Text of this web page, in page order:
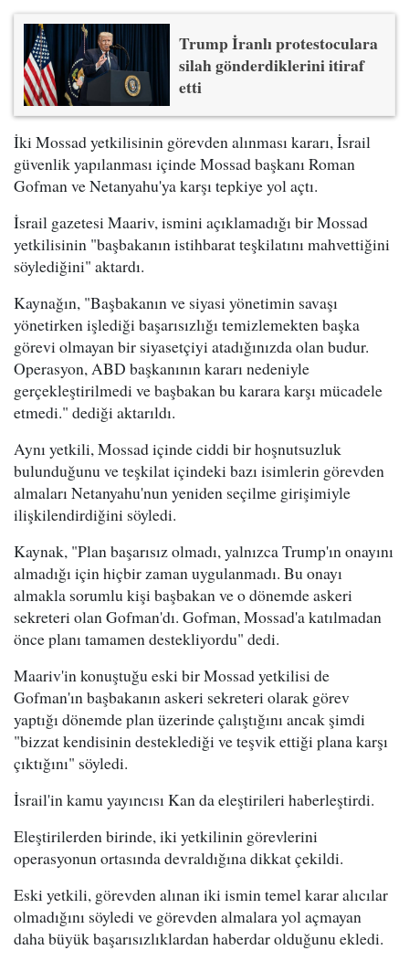
Trump İranlı protestoculara
silah gönderdiklerini itiraf
etti
İki Mossad yetkilisinin görevden alınması kararı, İsrail
güvenlik yapılanması içinde Mossad başkanı Roman
Gofman ve Netanyahu'ya karşı tepkiye yol açtı.
İsrail gazetesi Maariv, ismini açıklamadığı bir Mossad
yetkilisinin "başbakanın istihbarat teşkilatını mahvettiğini
söylediğini" aktardı.
Kaynağın, "Başbakanın ve siyasi yönetimin savaşı
yönetirken işlediği başarısızlığı temizlemekten başka
görevi olmayan bir siyasetçiyi atadığınızda olan budur.
Operasyon, ABD başkanının kararı nedeniyle
gerçekleştirilmedi ve başbakan bu karara karşı mücadele
etmedi." dediği aktarıldı.
Aynı yetkili, Mossad içinde ciddi bir hoşnutsuzluk
bulunduğunu ve teşkilat içindeki bazı isimlerin görevden
almaları Netanyahu'nun yeniden seçilme girişimiyle
ilişkilendirdiğini söyledi.
Kaynak, "Plan başarısız olmadı, yalnızca Trump'ın onayını
almadığı için hiçbir zaman uygulanmadı. Bu onayı
almakla sorumlu kişi başbakan ve o dönemde askeri
sekreteri olan Gofman'dı. Gofman, Mossad'a katılmadan
önce planı tamamen destekliyordu" dedi.
Maariv'in konuştuğu eski bir Mossad yetkilisi de
Gofman'ın başbakanın askeri sekreteri olarak görev
yaptığı dönemde plan üzerinde çalıştığını ancak şimdi
"bizzat kendisinin desteklediği ve teşvik ettiği plana karşı
çıktığını" söyledi.
İsrail'in kamu yayıncısı Kan da eleştirileri haberleştirdi.
Eleştirilerden birinde, iki yetkilinin görevlerini
operasyonun ortasında devraldığına dikkat çekildi.
Eski yetkili, görevden alınan iki ismin temel karar alıcılar
olmadığını söyledi ve görevden almalara yol açmayan
daha büyük başarısızlıklardan haberdar olduğunu ekledi.